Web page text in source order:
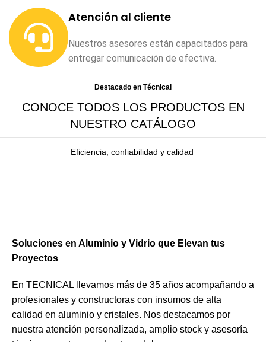
Atención al cliente
Nuestros asesores están capacitados para
entregar comunicación de efectiva.
Destacado en Técnical
CONOCE TODOS LOS PRODUCTOS EN
NUESTRO CATÁLOGO
Eficiencia, confiabilidad y calidad
Soluciones en Aluminio y Vidrio que Elevan tus
Proyectos
En TECNICAL llevamos más de 35 años acompañando a
profesionales y constructoras con insumos de alta
calidad en aluminio y cristales. Nos destacamos por
nuestra atención personalizada, amplio stock y asesoría